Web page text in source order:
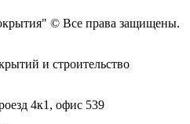
© Все права защищены.
и строительство
4к1, офис 539